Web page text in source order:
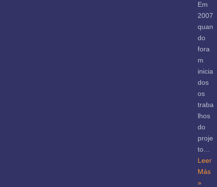
Em
2007
quan
do
fora
m
inicia
dos
os
traba
lhos
do
proje
to…
Leer
Más
»